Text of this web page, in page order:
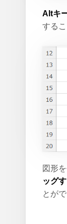
Altキ
する
図形
ッグ
とが